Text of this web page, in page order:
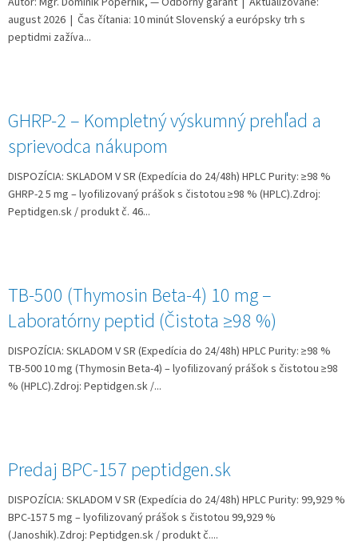
august 2026 | Čas čítania: 10 minút Slovenský a európsky trh s
peptidmi zažíva...
GHRP-2 – Kompletný výskumný prehľad a
sprievodca nákupom
DISPOZÍCIA: SKLADOM V SR (Expedícia do 24/48h) HPLC Purity: ≥98 %
GHRP‑2 5 mg – lyofilizovaný prášok s čistotou ≥98 % (HPLC).Zdroj:
Peptidgen.sk / produkt č. 46...
TB-500 (Thymosin Beta-4) 10 mg –
Laboratórny peptid (Čistota ≥98 %)
DISPOZÍCIA: SKLADOM V SR (Expedícia do 24/48h) HPLC Purity: ≥98 %
TB‑500 10 mg (Thymosin Beta‑4) – lyofilizovaný prášok s čistotou ≥98
% (HPLC).Zdroj: Peptidgen.sk /...
Predaj BPC-157 peptidgen.sk
DISPOZÍCIA: SKLADOM V SR (Expedícia do 24/48h) HPLC Purity: 99,929 %
BPC‑157 5 mg – lyofilizovaný prášok s čistotou 99,929 %
(Janoshik).Zdroj: Peptidgen.sk / produkt č....